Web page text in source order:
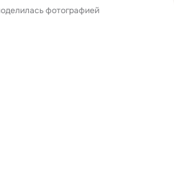
фотографией